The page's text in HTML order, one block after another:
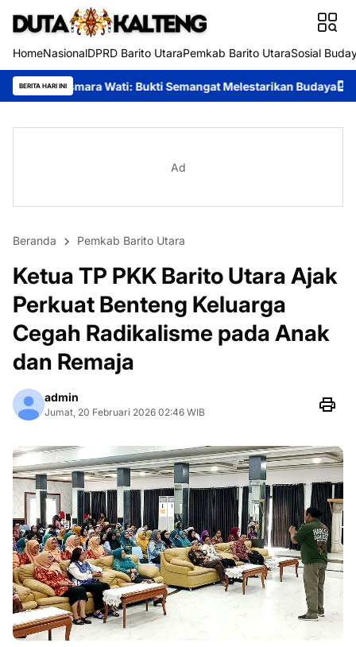
HomeNasionalDPRD Barito UtaraPemkab Barito UtaraSosial
BERITA HARI INI
Bukti Semangat Melestarikan Budaya Festival Budaya Tira
Ad
Beranda Pemkab Barito Utara
Ketua TP PKK Barito Utara Ajak
Perkuat Benteng Keluarga
Cegah Radikalisme pada Anak
dan Remaja
admin
Jumat, 20 Februari 2026 02:46 WIB